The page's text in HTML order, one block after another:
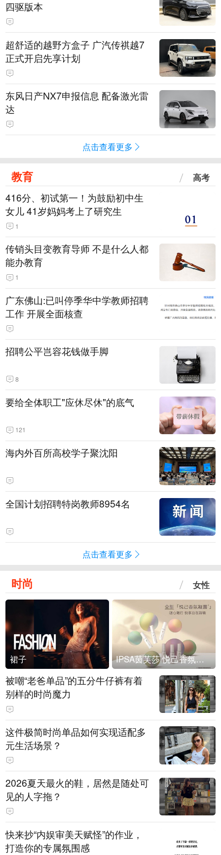
四驱版本
超舒适的越野方盒子 广汽传祺越7
正式开启先享计划
东风日产NX7申报信息 配备激光雷
达
点击查看更多
教育 高考
416分、初试第一！为鼓励初中生
女儿 41岁妈妈考上了研究生
1
传销头目变教育导师 不是什么人都
能办教育
1
广东佛山:已叫停季华中学教师招聘
工作 开展全面核查
招聘公平岂容花钱做手脚
8
要给全体职工"应休尽休"的底气
121
海内外百所高校学子聚沈阳
全国计划招聘特岗教师8954名
点击查看更多
时尚 女性
裙子 IPSA茵芙莎 悦己香氛凝露上市
被嘲“老爸单品”的五分牛仔裤有着
别样的时尚魔力
这件极简时尚单品如何实现适配多
元生活场景？
2026夏天最火的鞋，居然是随处可
见的人字拖？
快来抄“内娱审美天赋怪”的作业，
打造你的专属氛围感